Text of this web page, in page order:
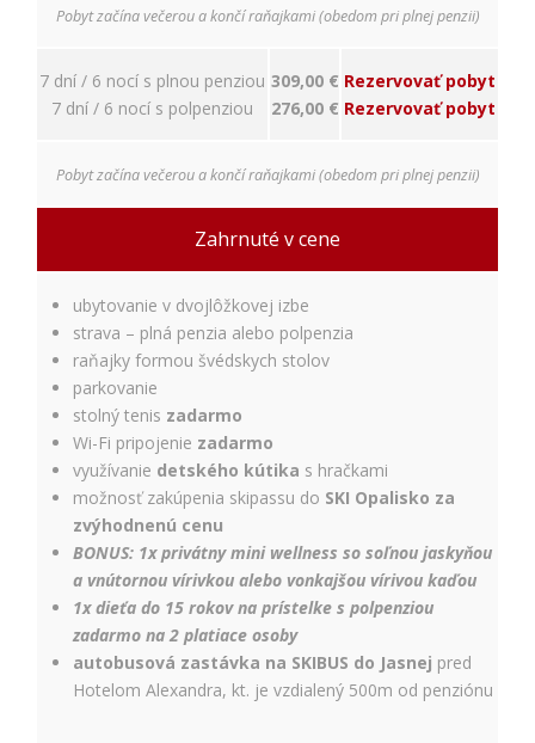
Pobyt začína večerou a končí raňajkami (obedom pri plnej penzii)
7 dní / 6 nocí s plnou penziou
7 dní / 6 nocí s polpenziou
309,00 €
276,00 €
Rezervovať pobyt
Rezervovať pobyt
Pobyt začína večerou a končí raňajkami (obedom pri plnej penzii)
Zahrnuté v cene
ubytovanie v dvojlôžkovej izbe
strava – plná penzia alebo polpenzia
raňajky formou švédskych stolov
parkovanie
stolný tenis zadarmo
Wi-Fi pripojenie zadarmo
využívanie detského kútika s hračkami
možnosť zakúpenia skipassu do SKI Opalisko za
zvýhodnenú cenu
BONUS: 1x privátny mini wellness so soľnou jaskyňou
a vnútornou vírivkou alebo vonkajšou vírivou kaďou
1x dieťa do 15 rokov na prístelke s polpenziou
zadarmo na 2 platiace osoby
autobusová zastávka na SKIBUS do Jasnej pred
Hotelom Alexandra, kt. je vzdialený 500m od penziónu
návštevnosti,
Právny
základ:
stránka počas
vašej návštevy
najlepšie. Ak
tieto súbory
cookie
odmietnete,
funkcie z
webovej
stránky
zmiznú.
Marketing
Používame
marketingové
cookies na